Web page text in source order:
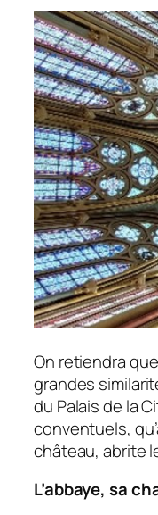
On retiendra
grandes
du Palais de la
conventuels,
château, abrite
L’abbaye, sa